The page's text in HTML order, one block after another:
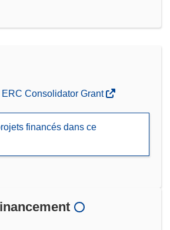
Consolidator Grant
financés dans ce